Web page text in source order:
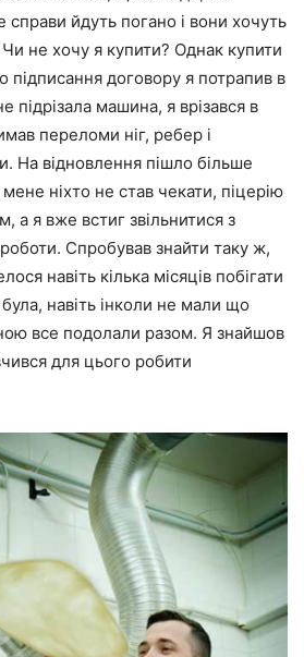
справи йдуть погано і вони хочуть
не хочу я купити? Однак купити
підписання договору я потрапив в
підрізала машина, я врізався в
переломи ніг, ребер і
На відновлення пішло більше
ніхто не став чекати, піцерію
а я вже встиг звільнитися з
Спробував знайти таку ж,
навіть кілька місяців побігати
навіть інколи не мали що
все подолали разом. Я знайшов
для цього робити